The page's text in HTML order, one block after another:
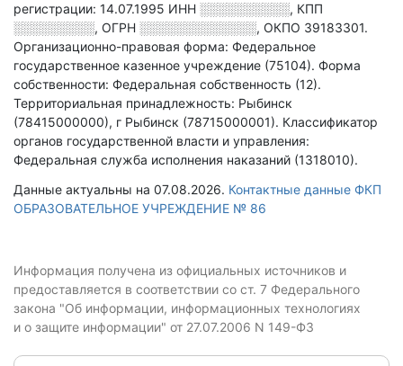
регистрации: 14.07.1995 ИНН ░░░░░░░░░░, КПП
░░░░░░░░░, ОГРН ░░░░░░░░░░░░░, ОКПО 39183301.
Организационно-правовая форма: Федеральное
государственное казенное учреждение (75104). Форма
собственности: Федеральная собственность (12).
Территориальная принадлежность: Рыбинск
(78415000000), г Рыбинск (78715000001). Классификатор
органов государственной власти и управления:
Федеральная служба исполнения наказаний (1318010).
Данные актуальны на 07.08.2026. Контактные данные ФКП
ОБРАЗОВАТЕЛЬНОЕ УЧРЕЖДЕНИЕ № 86
Информация получена из официальных источников и
предоставляется в соответствии со ст. 7 Федерального
закона "Об информации, информационных технологиях
и о защите информации" от 27.07.2006 N 149-ФЗ